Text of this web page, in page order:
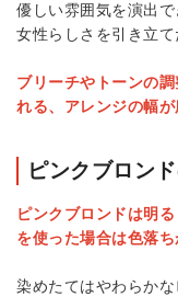
優しい雰囲気を演出で
女性らしさを引き立て
ブリーチやトーンの
れる、アレンジの幅
ピンクブロン
ピンクブロンドは明
を使った場合は色落
染めたてはやわらか